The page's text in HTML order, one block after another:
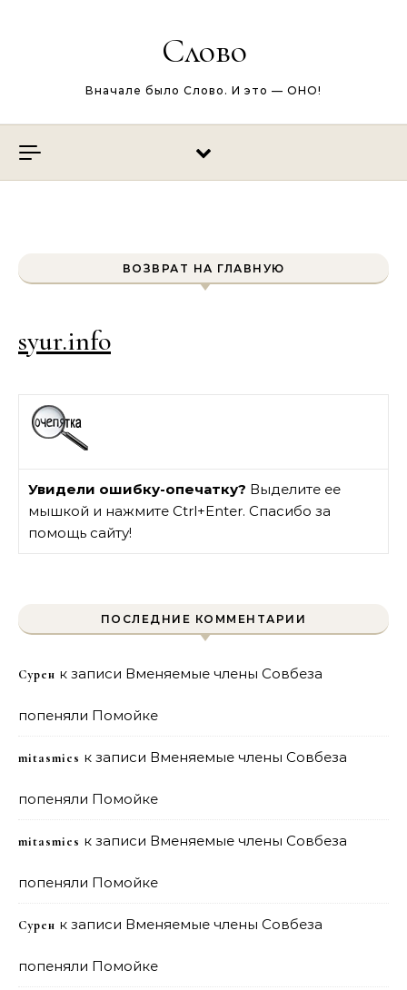
Слово
Вначале было Слово. И это — ОНО!
ВОЗВРАТ НА ГЛАВНУЮ
syur.info
Увидели ошибку-опечатку? Выделите ее
мышкой и нажмите Ctrl+Enter. Спасибо за
помощь сайту!
ПОСЛЕДНИЕ КОММЕНТАРИИ
Сурен к записи Вменяемые члены Совбеза
попеняли Помойке
mitasmies к записи Вменяемые члены Совбеза
попеняли Помойке
mitasmies к записи Вменяемые члены Совбеза
попеняли Помойке
Сурен к записи Вменяемые члены Совбеза
попеняли Помойке